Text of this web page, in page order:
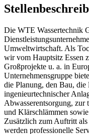
Die WTE Wassertechnik
Umweltwirtschaft. Als
wir vom Hauptsitz Essen
Großprojekte u. a. in
Unternehmensgruppe
die Planung, den Bau,
ingenieurtechnischer
Abwasserentsorgung,
und Klärschlämmen
Zusätzlich zum Auftritt
werden professionelle